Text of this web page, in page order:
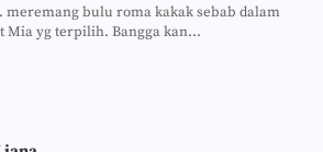
meremang bulu roma kakak sebab dalam
Mia yg terpilih. Bangga kan...